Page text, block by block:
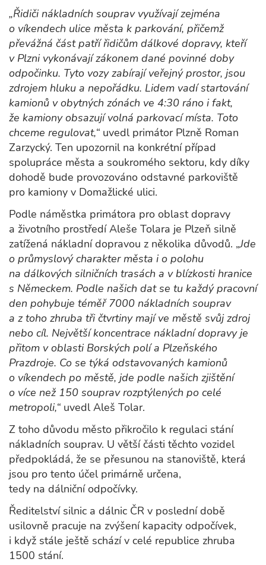
„Řidiči nákladních souprav využívají zejména
o víkendech ulice města k parkování, přičemž
převážná část patří řidičům dálkové dopravy, kteří
v Plzni vykonávají zákonem dané povinné doby
odpočinku. Tyto vozy zabírají veřejný prostor, jsou
zdrojem hluku a nepořádku. Lidem vadí startování
kamionů v obytných zónách ve 4:30 ráno i fakt,
že kamiony obsazují volná parkovací místa. Toto
chceme regulovat,“ uvedl primátor Plzně Roman
Zarzycký. Ten upozornil na konkrétní případ
spolupráce města a soukromého sektoru, kdy díky
dohodě bude provozováno odstavné parkoviště
pro kamiony v Domažlické ulici.
Podle náměstka primátora pro oblast dopravy
a životního prostředí Aleše Tolara je Plzeň silně
zatížená nákladní dopravou z několika důvodů. „Jde
o průmyslový charakter města i o polohu
na dálkových silničních trasách a v blízkosti hranice
s Německem. Podle našich dat se tu každý pracovní
den pohybuje téměř 7000 nákladních souprav
a z toho zhruba tři čtvrtiny mají ve městě svůj zdroj
nebo cíl. Největší koncentrace nákladní dopravy je
přitom v oblasti Borských polí a Plzeňského
Prazdroje. Co se týká odstavovaných kamionů
o víkendech po městě, jde podle našich zjištění
o více než 150 souprav rozptýlených po celé
metropoli,“ uvedl Aleš Tolar.
Z toho důvodu město přikročilo k regulaci stání
nákladních souprav. U větší části těchto vozidel
předpokládá, že se přesunou na stanoviště, která
jsou pro tento účel primárně určena,
tedy na dálniční odpočívky.
Ředitelství silnic a dálnic ČR v poslední době
usilovně pracuje na zvýšení kapacity odpočívek,
i když stále ještě schází v celé republice zhruba
1500 stání.